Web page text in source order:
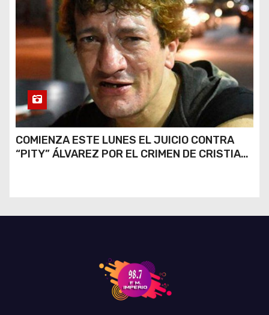
COMIENZA ESTE LUNES EL JUICIO CONTRA
“PITY” ÁLVAREZ POR EL CRIMEN DE CRISTIAN